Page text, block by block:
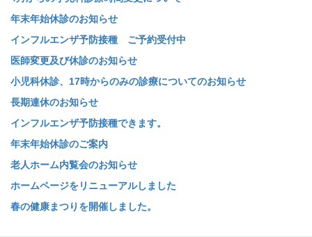
年末年始休診のお知らせ
インフルエンザ予防接種 ご予約受付中
医師変更及び休診のお知らせ
小児科休診、17時からのみの診療についてのお知らせ
長期連休のお知らせ
インフルエンザ予防接種できます。
年末年始休診のご案内
老人ホーム内覧会のお知らせ
ホームページをリニューアルしました
春の健康まつりを開催しました。